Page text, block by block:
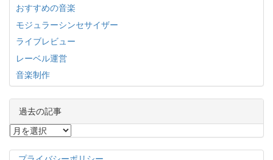
おすすめの音楽
モジュラーシンセサイザー
ライブレビュー
レーベル運営
音楽制作
過去の記事
過
の